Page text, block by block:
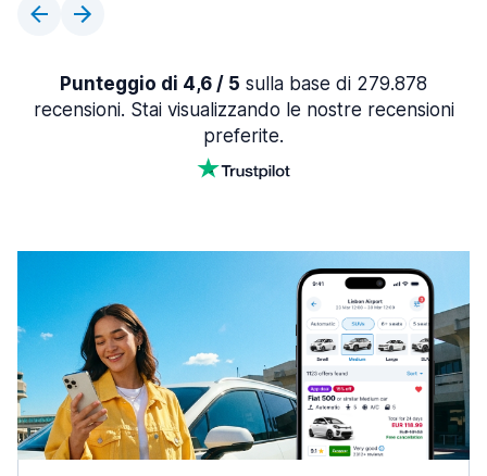
Punteggio di 4,6 / 5 sulla base di 279.878
recensioni. Stai visualizzando le nostre recensioni
preferite.